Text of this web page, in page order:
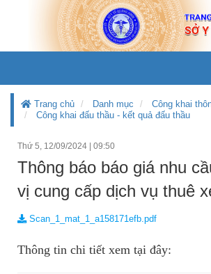
Trang chủ Danh mục
Công khai
Công khai đấu thầu - kết quả đấu thầu
Thứ 5, 12/09/2024 09:50
Thông báo báo giá nhu
vị cung cấp dịch vụ thuê
Scan_1_mat_1_a158171efb.pdf
Thông tin chi tiết xem tại đây: